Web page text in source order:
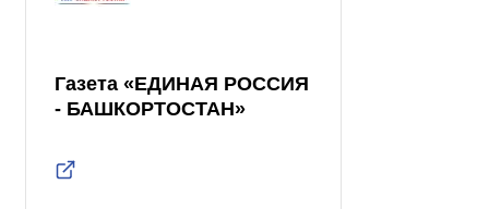
Газета «ЕДИНАЯ РОССИЯ
- БАШКОРТОСТАН»